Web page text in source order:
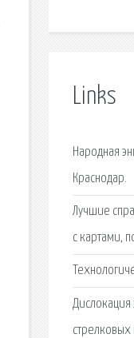
Links
Народная
Краснодар.
Лучшие
с картами,
Дислокация
стрелковых